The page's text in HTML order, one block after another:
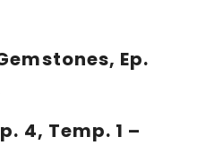
, Ep.
4, Temp. 1 –